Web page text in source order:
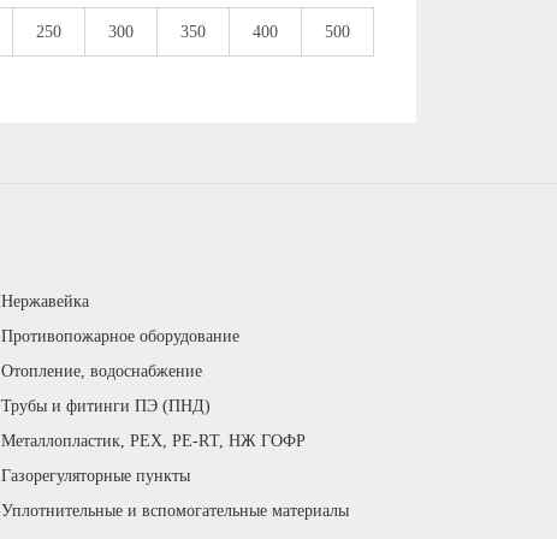
250 300 350 400 500
Нержавейка
Противопожарное оборудование
Отопление, водоснабжение
Трубы и фитинги ПЭ (ПНД)
Металлопластик, РЕХ, РЕ-RТ, НЖ ГОФР
Газорегуляторные пункты
Уплотнительные и вспомогательные материалы